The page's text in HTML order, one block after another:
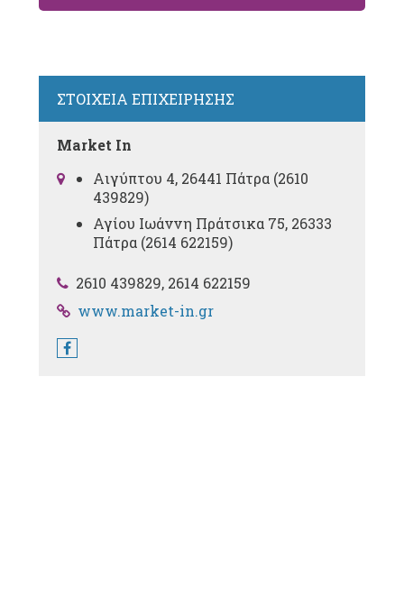
ΣΤΟΙΧΕΙΑ ΕΠΙΧΕΙΡΗΣΗΣ
Market In
Αιγύπτου 4, 26441 Πάτρα (2610
439829)
Αγίου Ιωάννη Πράτσικα 75, 26333
Πάτρα (2614 622159)
2610 439829, 2614 622159
www.market-in.gr